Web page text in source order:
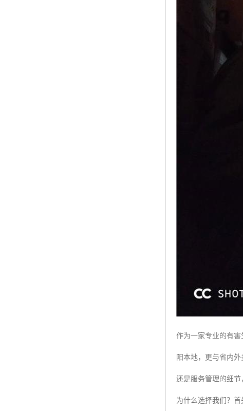
作为一家专业的有
阳本地，更与省内
还是服务管理的细
为什么选择我们？